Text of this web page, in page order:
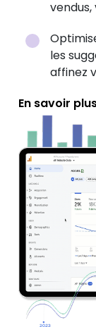
les
affinez
En savoir